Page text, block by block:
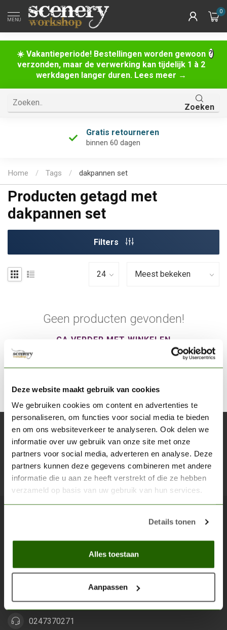
Deze website maakt gebruik van cookies
We gebruiken cookies om content en advertenties te
personaliseren, om functies voor social media te bieden
en om ons websiteverkeer te analyseren. Ook delen we
informatie over uw gebruik van onze site met onze
partners voor social media, adverteren en analyse. Deze
partners kunnen deze gegevens combineren met andere
informatie die u aan ze heeft verstrekt of die ze hebben
verzameld op basis van uw gebruik van hun services.
Details tonen
Alles toestaan
Aanpassen
☀️ Vakantieperiode! Bestellingen worden gewoon
verzonden, maar de verwerking kan tijdelijk 1 à 2
werkdagen langer duren. Lees meer →
MENU
0
Zoeken
Gratis retourneren
binnen 60 dagen
Home / Tags / dakpannen set
Producten getagd met
dakpannen set
Filters
Geen producten gevonden!
GA VERDER MET WINKELEN
Abonneer je op onze nieuwsbrief
Blijf op de hoogte over onze laatste acties
Alles voor je miniature wargaming en scenery
Grootstalselaan 46
0247370271